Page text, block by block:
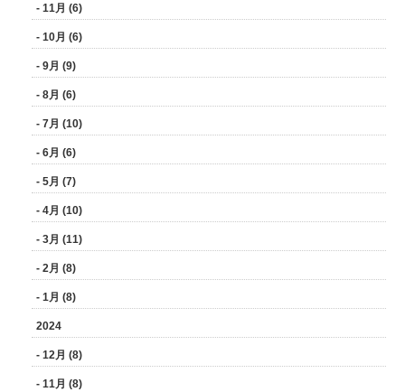
- 11月 (6)
- 10月 (6)
- 9月 (9)
- 8月 (6)
- 7月 (10)
- 6月 (6)
- 5月 (7)
- 4月 (10)
- 3月 (11)
- 2月 (8)
- 1月 (8)
2024
- 12月 (8)
- 11月 (8)